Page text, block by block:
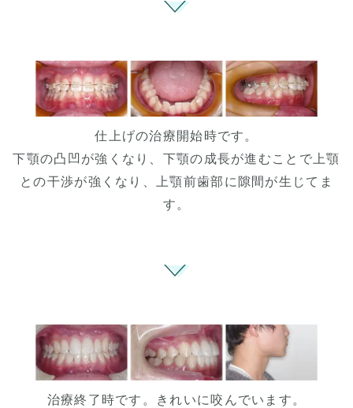
仕上げの治療開始時です。
下顎の凸凹が強くなり、下顎の成長が進むことで上顎
との干渉が強くなり、上顎前歯部に隙間が生じてま
す。
治療終了時です。きれいに咬んでいます。